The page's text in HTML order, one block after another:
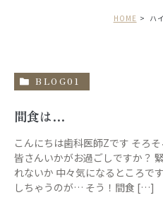
HOME ハ
BLOG01
間食は…
こんにちは歯科医師Zです そろ
皆さんいかがお過ごしですか？
れないか 中々気になるところで
しちゃうのが… そう！間食 […]